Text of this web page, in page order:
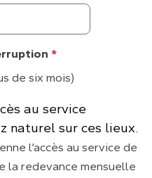
*
de six mois)
au service
naturel sur ces lieux.
l’accès au service de
la redevance mensuelle